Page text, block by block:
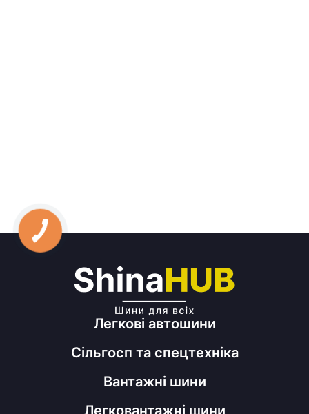
Легкові автошини
Сільгосп та спецтехніка
Вантажні шини
Легковантажні шини